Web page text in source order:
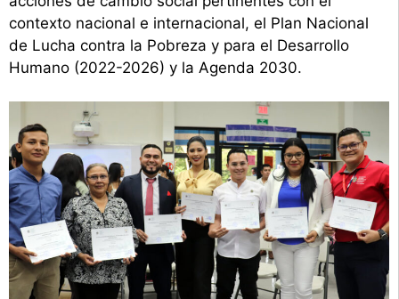
contexto nacional e internacional, el Plan Nacional
de Lucha contra la Pobreza y para el Desarrollo
Humano (2022-2026) y la Agenda 2030.